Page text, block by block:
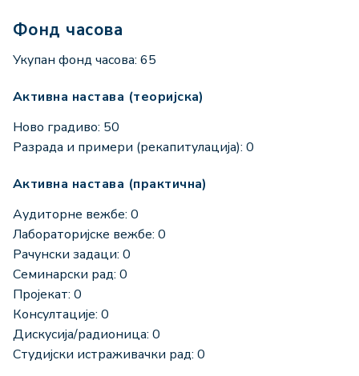
Фонд часова
Укупан фонд часова: 65
Активна настава (теоријска)
Ново градиво: 50
Разрада и примери (рекапитулација): 0
Активна настава (практична)
Аудиторне вежбе: 0
Лабораторијске вежбе: 0
Рачунски задаци: 0
Семинарски рад: 0
Пројекат: 0
Консултације: 0
Дискусија/радионица: 0
Студијски истраживачки рад: 0